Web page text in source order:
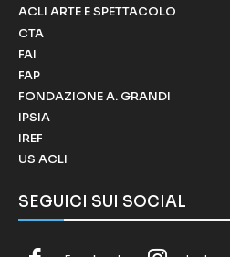
ACLI ARTE E SPETTACOLO
CTA
FAI
FAP
FONDAZIONE A. GRANDI
IPSIA
IREF
US ACLI
SEGUICI SUI SOCIAL